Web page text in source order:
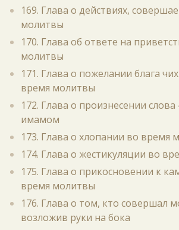
169. Глава о действиях,
молитвы
170. Глава об ответе на
молитвы
171. Глава о пожелании блага
время молитвы
172. Глава о произнесении слова
имамом
173. Глава о хлопании во время
174. Глава о жестикуляции во
175. Глава о прикосновении к
время молитвы
176. Глава о том, кто совершал
возложив руки на бока